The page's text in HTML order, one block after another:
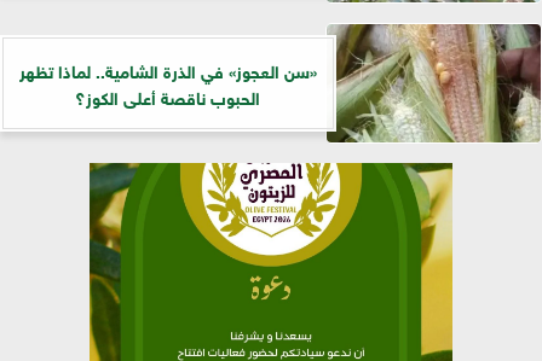
«سن العجوز» في الذرة الشامية.. لماذا تظهر
الحبوب ناقصة أعلى الكوز؟